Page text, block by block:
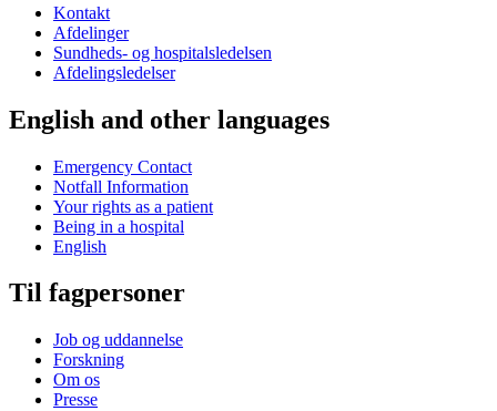
Kontakt
Afdelinger
Sundheds- og hospitalsledelsen
Afdelingsledelser
English and other languages
Emergency Contact
Notfall Information
Your rights as a patient
Being in a hospital
English
Til fagpersoner
Job og uddannelse
Forskning
Om os
Presse